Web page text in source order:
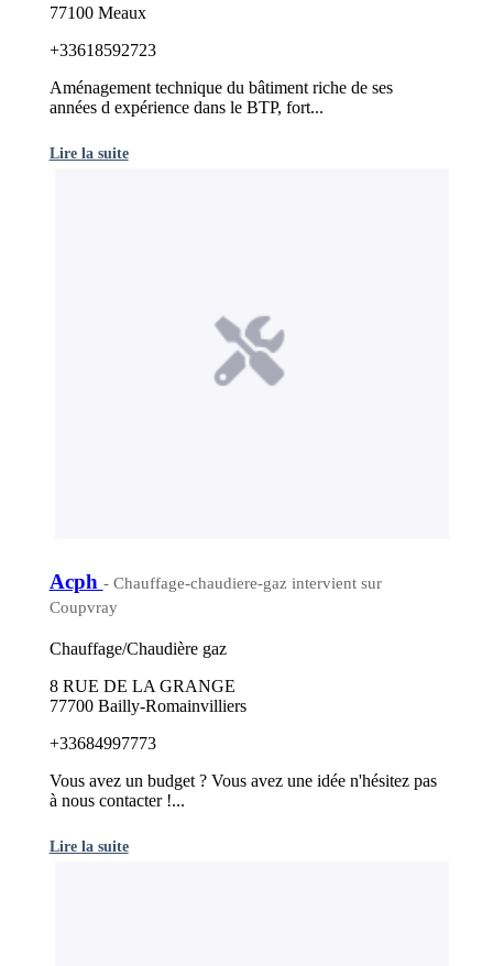
77100 Meaux
+33618592723
Aménagement technique du bâtiment riche de ses
années d expérience dans le BTP, fort...
Lire la suite
Acph - Chauffage-chaudiere-gaz intervient sur
Coupvray
Chauffage/Chaudière gaz
8 RUE DE LA GRANGE
77700 Bailly-Romainvilliers
+33684997773
Vous avez un budget ? Vous avez une idée n'hésitez pas
à nous contacter !...
Lire la suite